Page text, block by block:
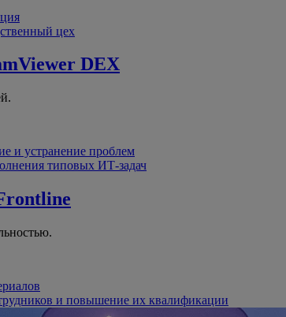
цех
DEX
и устранение проблем
типовых ИТ-задач
и повышение их квалификации